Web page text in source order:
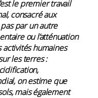
le premier travail
consacré aux
par un autre
ou l’atténuation
humaines
les terres :
on estime que
mais également